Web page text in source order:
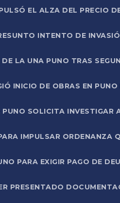
EL ALZA DEL PRECIO
INTENTO DE
LA UNA PUNO TRAS
INICIO DE OBRAS EN
SOLICITA INVESTIGAR
IMPULSAR ORDENANZA
PARA EXIGIR PAGO DE
PRESENTADO